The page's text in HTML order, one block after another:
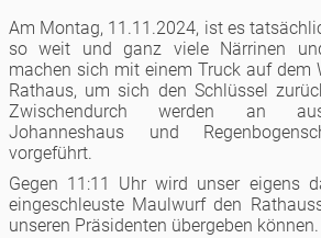
Am Montag, 11.11.2024, ist es
so weit und ganz viele Närrinen
machen sich mit einem Truck auf dem
Rathaus, um sich den Schlüssel
Zwischendurch werden an
Johanneshaus und
vorgeführt.
Gegen 11:11 Uhr wird unser eigens
eingeschleuste Maulwurf den
unseren Präsidenten übergeben können.